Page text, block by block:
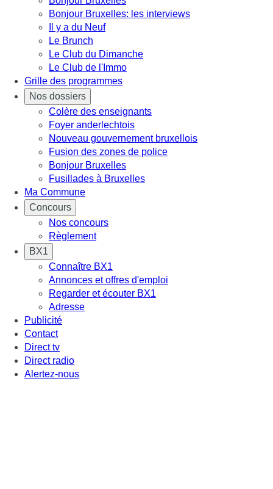
Bonjour Bruxelles: les interviews
Il y a du Neuf
Le Brunch
Le Club du Dimanche
Le Club de l'Immo
Grille des programmes
Nos dossiers
Colère des enseignants
Foyer anderlechtois
Nouveau gouvernement bruxellois
Fusion des zones de police
Bonjour Bruxelles
Fusillades à Bruxelles
Ma Commune
Concours
Nos concours
Règlement
BX1
Connaître BX1
Annonces et offres d'emploi
Regarder et écouter BX1
Adresse
Publicité
Contact
Direct tv
Direct radio
Alertez-nous